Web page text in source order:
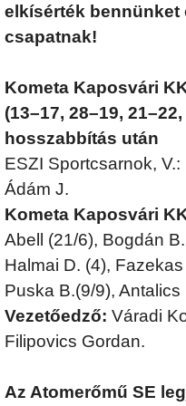
elkísérték bennünket
csapatnak!
Kometa Kaposvári
(13–17, 28–19,
hosszabbítás után
ESZI Sportcsarnok,
Ádám J.
Kometa Kaposvári
Abell (21/6), Bogdán
Halmai D. (4),
Puska B.(9/9), Antalics
Vezetőedző: Váradi
Filipovics Gordan.
Az Atomerőmű SE